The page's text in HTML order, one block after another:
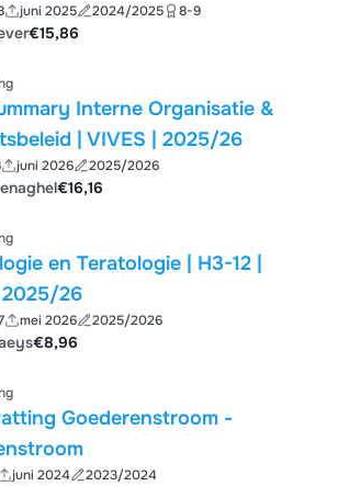
juni 2025 2024/2025 8-9
€15,86
Interne Organisatie &
| VIVES | 2025/26
juni 2026 2025/2026
€16,16
en Teratologie | H3-12 |
2025/26
mei 2026 2025/2026
€8,96
Goederenstroom -
juni 2024 2023/2024